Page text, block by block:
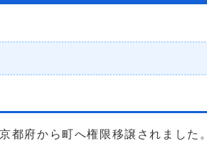
府から町へ権限移譲されました。